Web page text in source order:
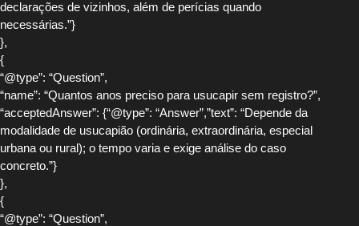
declarações de vizinhos, além de perícias quando
necessárias.”}
},
{
“@type”: “Question”,
“name”: “Quantos anos preciso para usucapir sem registro?”,
“acceptedAnswer”: {“@type”: “Answer”,”text”: “Depende da
modalidade de usucapião (ordinária, extraordinária, especial
urbana ou rural); o tempo varia e exige análise do caso
concreto.”}
},
{
“@type”: “Question”,